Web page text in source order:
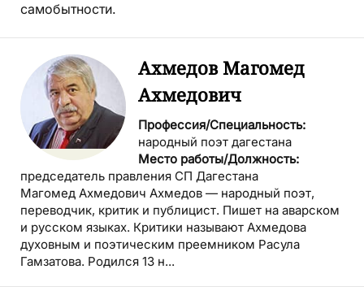
самобытности.
Ахмедов Магомед
Ахмедович
Профессия/Специальность:
народный поэт дагестана
Место работы/Должность:
председатель правления СП Дагестана
Магомед Ахмедович Ахмедов — народный поэт,
переводчик, критик и публицист. Пишет на аварском
и русском языках. Критики называют Ахмедова
духовным и поэтическим преемником Расула
Гамзатова. Родился 13 н...